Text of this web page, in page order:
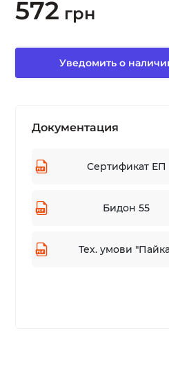
572 грн
Уведомить о
Документация
Сертификат ЕП
Бидон 55
Тех. умови